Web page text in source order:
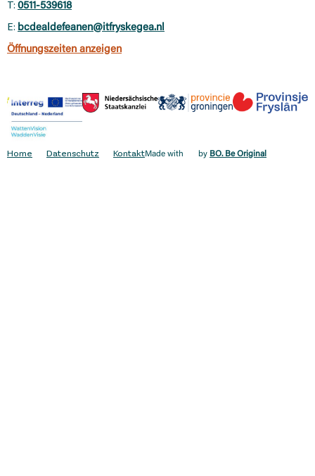
T: 0511-539618
E: bcdealdefeanen@itfryskegea.nl
Öffnungszeiten anzeigen
Home Datenschutz KontaktMade with by BO. Be Original